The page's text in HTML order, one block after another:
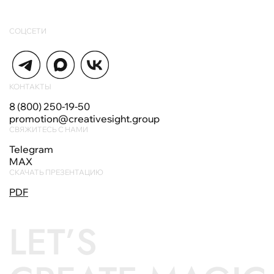
КОНТАКТЫ
8 (800) 250-19-50
promotion@creativesight.group
СВЯЖИТЕСЬ С НАМИ
Telegram
MAX
СКАЧАТЬ ПРЕЗЕНТАЦИЮ
PDF
СОЦСЕТИ